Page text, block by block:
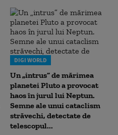
DIGI WORLD
Un „intrus” de mărimea
planetei Pluto a provocat
haos în jurul lui Neptun.
Semne ale unui cataclism
străvechi, detectate de
telescopul...